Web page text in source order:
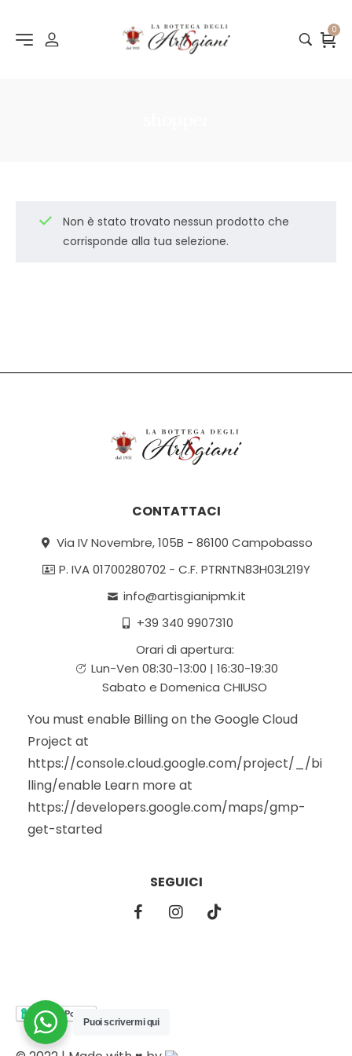
0
Non è stato trovato nessun prodotto che
corrisponde alla tua selezione.
CONTATTACI
Via IV Novembre, 105B - 86100 Campobasso
P. IVA 01700280702 - C.F. PTRNTN83H03L219Y
info@artisgianipmk.it
+39 340 9907310
Orari di apertura:
Lun-Ven 08:30-13:00 | 16:30-19:30
Sabato e Domenica CHIUSO
You must enable Billing on the Google Cloud
Project at
https://console.cloud.google.com/project/_/bi
lling/enable Learn more at
https://developers.google.com/maps/gmp-
get-started
SEGUICI
Puoi scrivermi qui